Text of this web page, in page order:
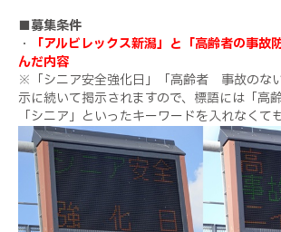
■募集条件
・
「アルビレックス新潟」と「高齢者の事故
んだ内容
※「シニア安全強化日」「高齢者 事故のな
示に続いて掲示されますので、標語には「高
「シニア」といったキーワードを入れなくて